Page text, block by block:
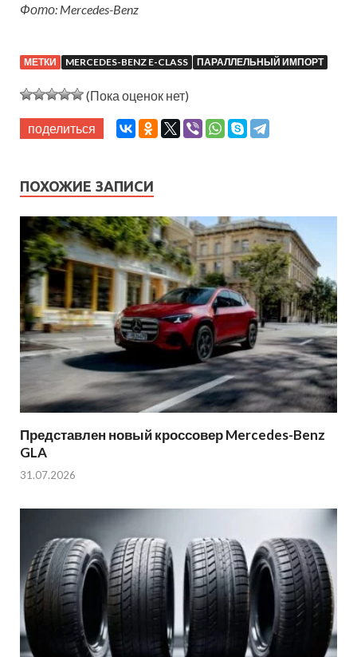
Фото: Mercedes-Benz
МЕТКИ MERCEDES-BENZ E-CLASS ПАРАЛЛЕЛЬНЫЙ ИМПОРТ
(Пока оценок нет)
поделиться
ПОХОЖИЕ ЗАПИСИ
Представлен новый кроссовер Mercedes-Benz
GLA
31.07.2026